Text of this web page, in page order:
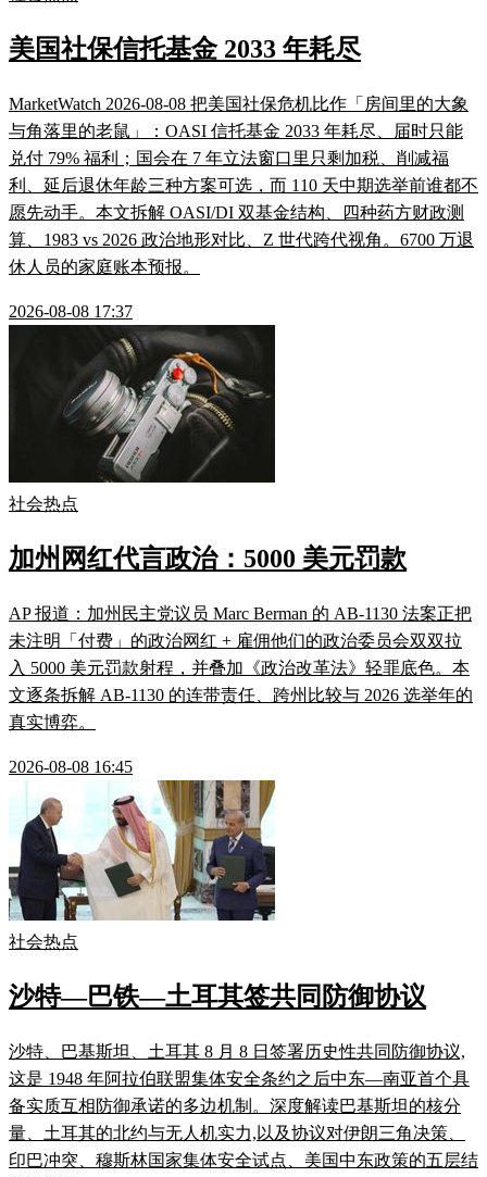
美国社保信托基金 2033 年耗尽
MarketWatch 2026-08-08 把美国社保危机比作「房间里的大象
与角落里的老鼠」：OASI 信托基金 2033 年耗尽、届时只能
兑付 79% 福利；国会在 7 年立法窗口里只剩加税、削减福
利、延后退休年龄三种方案可选，而 110 天中期选举前谁都不
愿先动手。本文拆解 OASI/DI 双基金结构、四种药方财政测
算、1983 vs 2026 政治地形对比、Z 世代跨代视角。6700 万退
休人员的家庭账本预报。
2026-08-08 17:37
社会热点
加州网红代言政治：5000 美元罚款
AP 报道：加州民主党议员 Marc Berman 的 AB-1130 法案正把
未注明「付费」的政治网红 + 雇佣他们的政治委员会双双拉
入 5000 美元罚款射程，并叠加《政治改革法》轻罪底色。本
文逐条拆解 AB-1130 的连带责任、跨州比较与 2026 选举年的
真实博弈。
2026-08-08 16:45
社会热点
沙特—巴铁—土耳其签共同防御协议
沙特、巴基斯坦、土耳其 8 月 8 日签署历史性共同防御协议,
这是 1948 年阿拉伯联盟集体安全条约之后中东—南亚首个具
备实质互相防御承诺的多边机制。深度解读巴基斯坦的核分
量、土耳其的北约与无人机实力,以及协议对伊朗三角决策、
印巴冲突、穆斯林国家集体安全试点、美国中东政策的五层结